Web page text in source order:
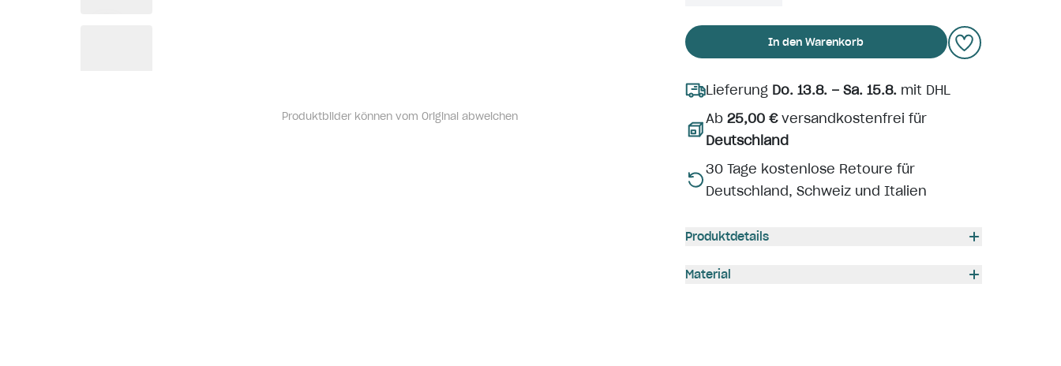
Produktbilder können vom Original abweichen
In den Warenkorb
Lieferung Do. 13.8. – Sa. 15.8.mit DHL
Ab 25,00 €versandkostenfrei für
Deutschland
30 Tage kostenlose Retoure für
Deutschland, Schweiz und Italien
Produktdetails
Material